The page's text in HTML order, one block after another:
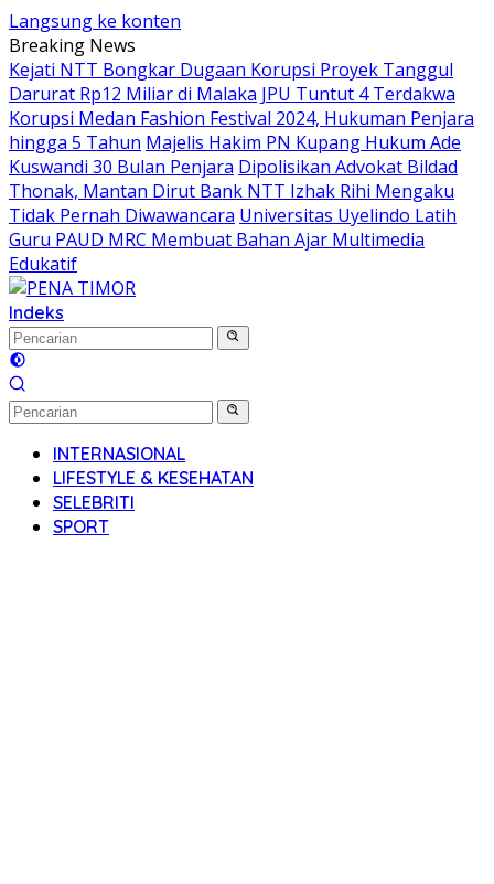
Langsung ke konten
Breaking News
Kejati NTT Bongkar Dugaan Korupsi Proyek Tanggul
Darurat Rp12 Miliar di Malaka JPU Tuntut 4 Terdakwa
Korupsi Medan Fashion Festival 2024, Hukuman Penjara
hingga 5 Tahun Majelis Hakim PN Kupang Hukum Ade
Kuswandi 30 Bulan Penjara Dipolisikan Advokat Bildad
Thonak, Mantan Dirut Bank NTT Izhak Rihi Mengaku
Tidak Pernah Diwawancara Universitas Uyelindo Latih
Guru PAUD MRC Membuat Bahan Ajar Multimedia
Edukatif
Indeks
INTERNASIONAL
LIFESTYLE & KESEHATAN
SELEBRITI
SPORT